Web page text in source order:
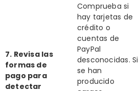
7. Revisa las
formas de
pago para
detectar
Comprueba si
hay tarjetas de
crédito o
cuentas de
PayPal
desconocidas. Si
se han
producido